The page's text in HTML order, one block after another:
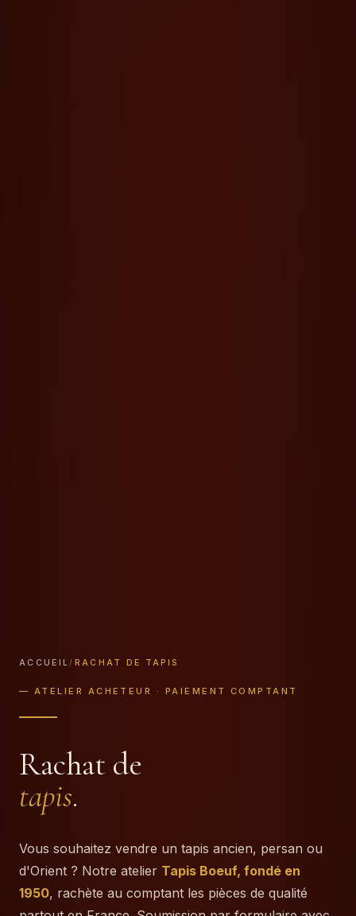
ACCUEIL/ RACHAT DE TAPIS
— ATELIER ACHETEUR · PAIEMENT COMPTANT
Rachat de
tapis.
Vous souhaitez vendre un tapis ancien, persan ou
d'Orient ? Notre atelier Tapis Boeuf, fondé en
1950, rachète au comptant les pièces de qualité